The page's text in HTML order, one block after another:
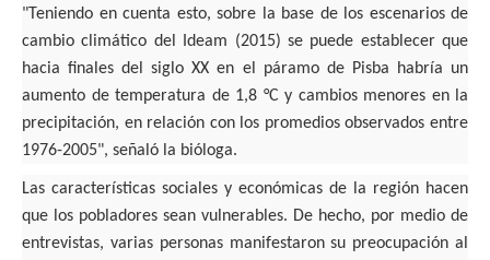
"Teniendo en cuenta esto, sobre la base de los escenarios de
cambio climático del Ideam (2015) se puede establecer que
hacia finales del siglo XX en el páramo de Pisba habría un
aumento de temperatura de 1,8 °C y cambios menores en la
precipitación, en relación con los promedios observados entre
1976-2005", señaló la bióloga.
Las características sociales y económicas de la región hacen
que los pobladores sean vulnerables. De hecho, por medio de
entrevistas, varias personas manifestaron su preocupación al